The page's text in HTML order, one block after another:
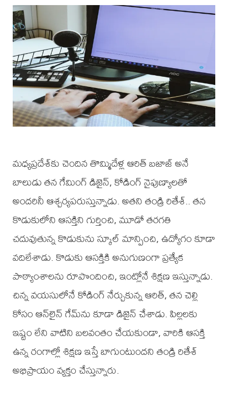
మధ్యప్రదేశ్‌కు చెందిన తొమ్మిదేళ్ల ఆరిత్ బజాజ్ అనే
బాలుడు తన గేమింగ్ డిజైన్, కోడింగ్ నైపుణ్యాలతో
అందరినీ ఆశ్చర్యపరుస్తున్నాడు. అతని తండ్రి రితేశ్.. తన
కొడుకులోని ఆసక్తిని గుర్తించి, మూడో తరగతి
చదువుతున్న కొడుకును స్కూల్ మాన్పించి, ఉద్యోగం కూడా
వదిలేశాడు. కొడుకు ఆసక్తికి అనుగుణంగా ప్రత్యేక
పాఠ్యాంశాలను రూపొందించి, ఇంట్లోనే శిక్షణ ఇస్తున్నాడు.
చిన్న వయసులోనే కోడింగ్ నేర్చుకున్న ఆరిత్, తన చెల్లి
కోసం ఆన్‌లైన్ గేమ్‌ను కూడా డిజైన్ చేశాడు. పిల్లలకు
ఇష్టం లేని వాటిని బలవంతం చేయకుండా, వారికి ఆసక్తి
ఉన్న రంగాల్లో శిక్షణ ఇస్తే బాగుంటుందని తండ్రి రితేశ్
అభిప్రాయం వ్యక్తం చేస్తున్నారు.